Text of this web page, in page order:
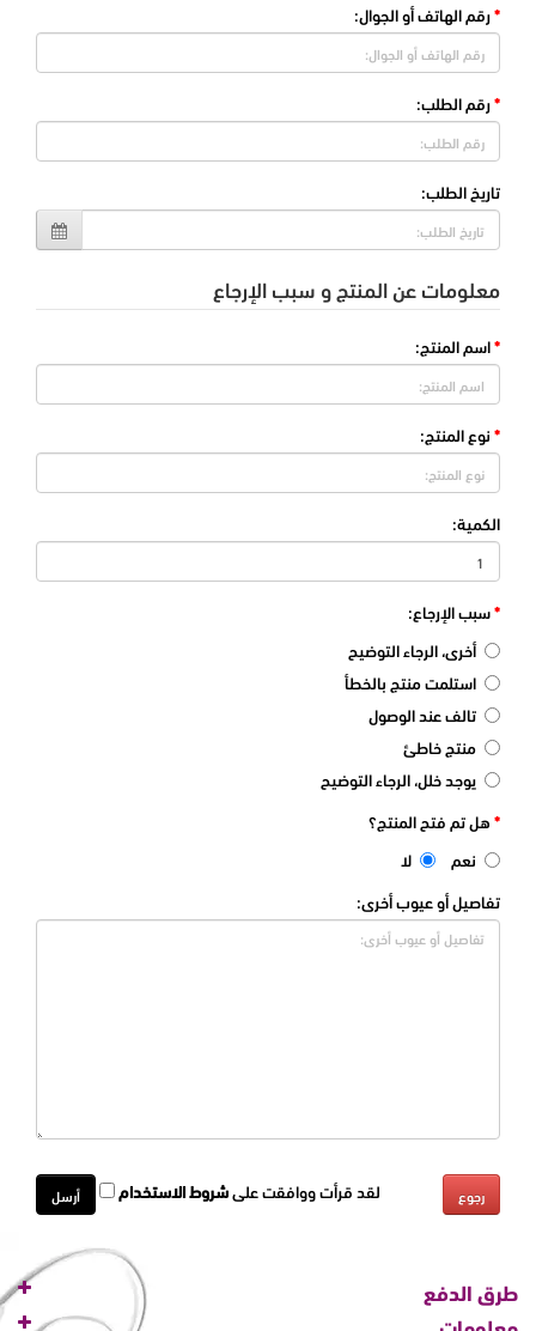
رقم الهاتف أو الجوال:
رقم الطلب:
تاريخ الطلب:
معلومات عن المنتج و سبب الإرجاع
اسم المنتج:
نوع المنتج:
الكمية:
سبب الإرجاع:
أخرى، الرجاء التوضيح
استلمت منتج بالخطأ
تالف عند الوصول
منتج خاطئ
يوجد خلل، الرجاء التوضيح
هل تم فتح المنتج؟
نعم
لا
تفاصيل أو عيوب أخرى:
رجوع لقد قرأت ووافقت علىشروط الاستخدام
طرق الدفع